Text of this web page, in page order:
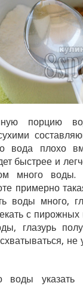
порцию
вода плохо
быстрее и
много воды.
примерно
воды много,
с
глазурь
не
воды